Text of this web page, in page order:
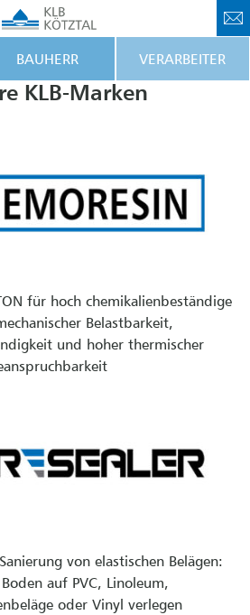
BAUHERR VERARBEITER
KLB-Marken
für hoch chemikalienbeständige
Belastbarkeit,
und hoher thermischer
von elastischen Belägen:
auf PVC, Linoleum,
oder Vinyl verlegen